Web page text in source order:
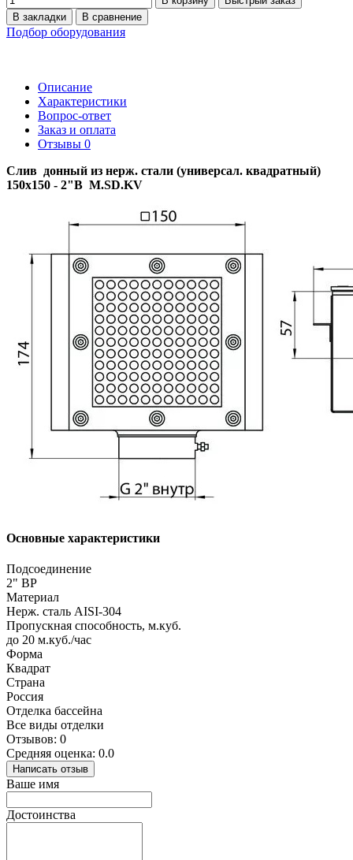
В закладки
В сравнение
Подбор оборудования
Описание
Характеристики
Вопрос-ответ
Заказ и оплата
Отзывы 0
Слив донный из нерж. стали (универсал. квадратный)
150х150 - 2"В M.SD.KV
Основные характеристики
Подсоединение
2" ВР
Материал
Нерж. сталь AISI-304
Пропускная способность, м.куб.
до 20 м.куб./час
Форма
Квадрат
Страна
Россия
Отделка бассейна
Все виды отделки
Отзывов: 0
Средняя оценка: 0.0
Написать отзыв
Ваше имя
Достоинства